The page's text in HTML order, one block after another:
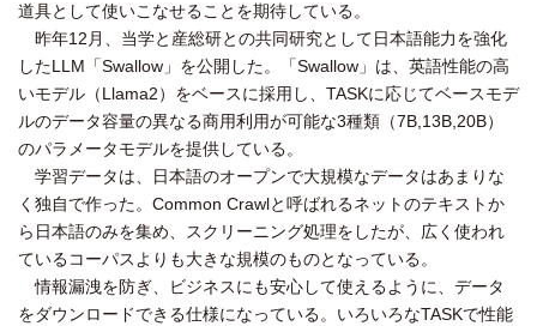
道具として使いこなせることを期待している。
昨年12月、当学と産総研との共同研究として日本語能力を強化
したLLM「Swallow」を公開した。「Swallow」は、英語性能の高
いモデル（Llama2）をベースに採用し、TASKに応じてベースモデ
ルのデータ容量の異なる商用利用が可能な3種類（7B,13B,20B）
のパラメータモデルを提供している。
学習データは、日本語のオープンで大規模なデータはあまりな
く独自で作った。Common Crawlと呼ばれるネットのテキストか
ら日本語のみを集め、スクリーニング処理をしたが、広く使われ
ているコーパスよりも大きな規模のものとなっている。
情報漏洩を防ぎ、ビジネスにも安心して使えるように、データ
をダウンロードできる仕様になっている。いろいろなTASKで性能